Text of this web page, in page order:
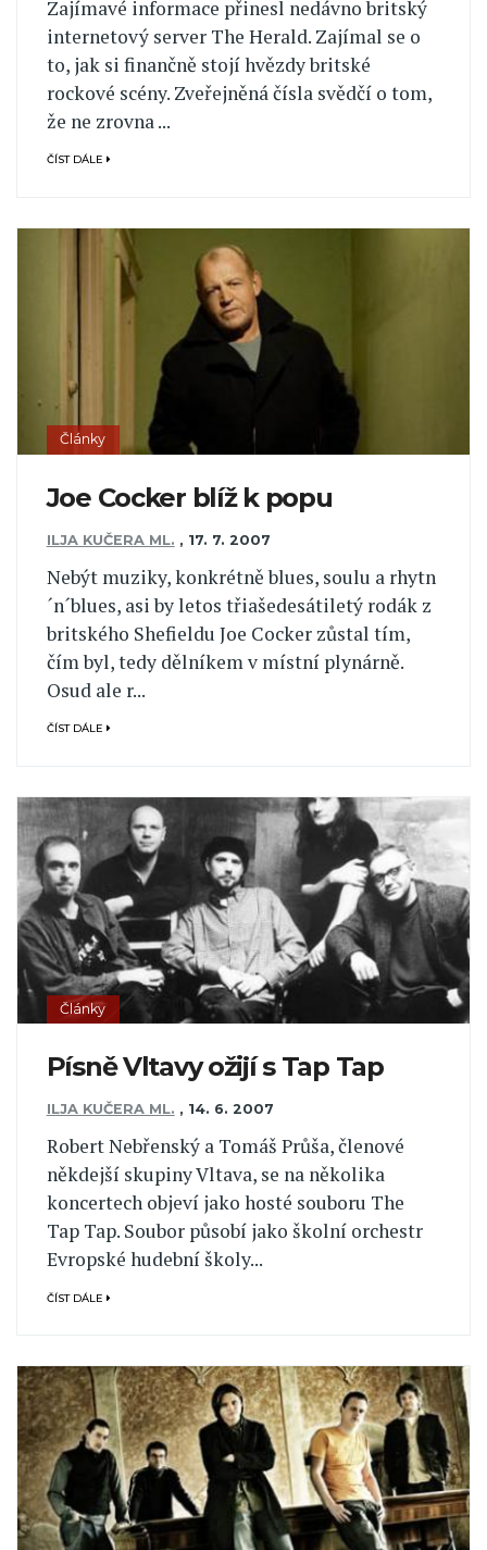
Zajímavé informace přinesl nedávno britský
internetový server The Herald. Zajímal se o
to, jak si finančně stojí hvězdy britské
rockové scény. Zveřejněná čísla svědčí o tom,
že ne zrovna ...
ČÍST DÁLE
Články
Joe Cocker blíž k popu
ILJA KUČERA ML. , 17. 7. 2007
Nebýt muziky, konkrétně blues, soulu a rhytn
´n´blues, asi by letos třiašedesátiletý rodák z
britského Shefieldu Joe Cocker zůstal tím,
čím byl, tedy dělníkem v místní plynárně.
Osud ale r...
ČÍST DÁLE
Články
Písně Vltavy ožijí s Tap Tap
ILJA KUČERA ML. , 14. 6. 2007
Robert Nebřenský a Tomáš Průša, členové
někdejší skupiny Vltava, se na několika
koncertech objeví jako hosté souboru The
Tap Tap. Soubor působí jako školní orchestr
Evropské hudební školy...
ČÍST DÁLE